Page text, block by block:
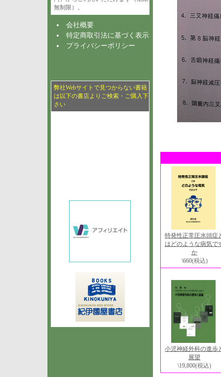
無制限）。
会社概要
特定商取引法に基づく表示
プライバシーポリシー
弊社Webサイトで見つからない書籍
は以下の書店よりご検索・ご購入下
さい
特発性正常圧水頭症
はどのような病気で
か
\660(税込)
小児神経外科の進歩
展望
\19,800(税込)